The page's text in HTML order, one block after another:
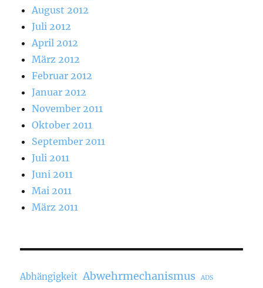
August 2012
Juli 2012
April 2012
März 2012
Februar 2012
Januar 2012
November 2011
Oktober 2011
September 2011
Juli 2011
Juni 2011
Mai 2011
März 2011
Abhängigkeit Abwehrmechanismus ADS